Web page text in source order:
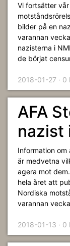
Vi fortsätter
bilder på en
varannan
nazisterna i
de börjat
2018-01-27 ·
AFA
nazist
Information
är medvetna
agera mot
hela året att
Nordiska
varannan
2018-01-13 ·